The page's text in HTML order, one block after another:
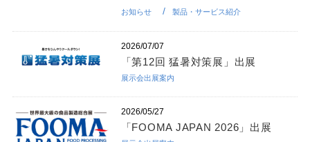
お知らせ 製品・サービス紹介
2026/07/07
「第12回 猛暑対策展」出展
展示会出展案内
2026/05/27
「FOOMA JAPAN 2026」出展